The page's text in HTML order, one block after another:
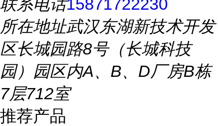
联系电话15871722230
所在地址武汉东湖新技术开发
区长城园路8号（长城科技
园）园区内A、B、D厂房B栋
7层712室
推荐产品